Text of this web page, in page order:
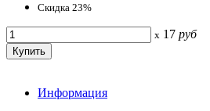
Скидка 23%
x 17 руб
Информация